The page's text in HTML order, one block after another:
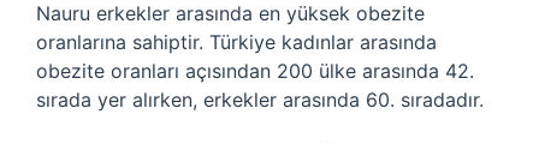
Nauru erkekler arasında en yüksek obezite
oranlarına sahiptir. Türkiye kadınlar arasında
obezite oranları açısından 200 ülke arasında 42.
sırada yer alırken, erkekler arasında 60. sıradadır.